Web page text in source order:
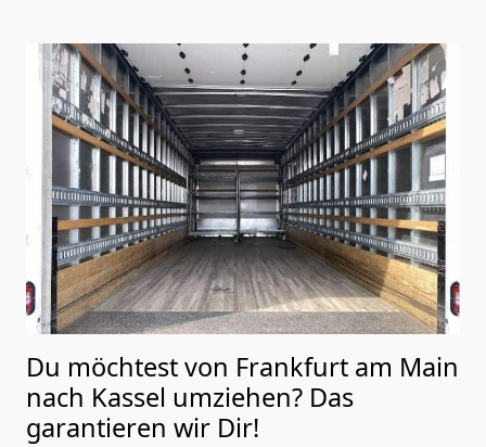
Du möchtest von Frankfurt am Main
nach Kassel umziehen? Das
garantieren wir Dir!